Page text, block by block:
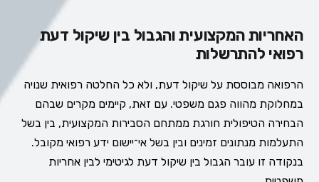
האחריות המקצועית והגבול בין שיקול דעת
רפואי להתרשלות
הרפואה מבוססת על שיקול דעת, ולא כל החלטה רפואית שנויה
במחלוקת מהווה פגם משפטי. עם זאת, קיימים מקרים שבהם
הבחירה הטיפולית חורגת ממתחם הסבירות המקצועית, בין בשל
התעלמות מנתונים זמינים ובין בשל אי־יישום ידע רפואי מקובל.
בנקודה זו עובר הגבול בין שיקול דעת לגיטימי לבין אחריות